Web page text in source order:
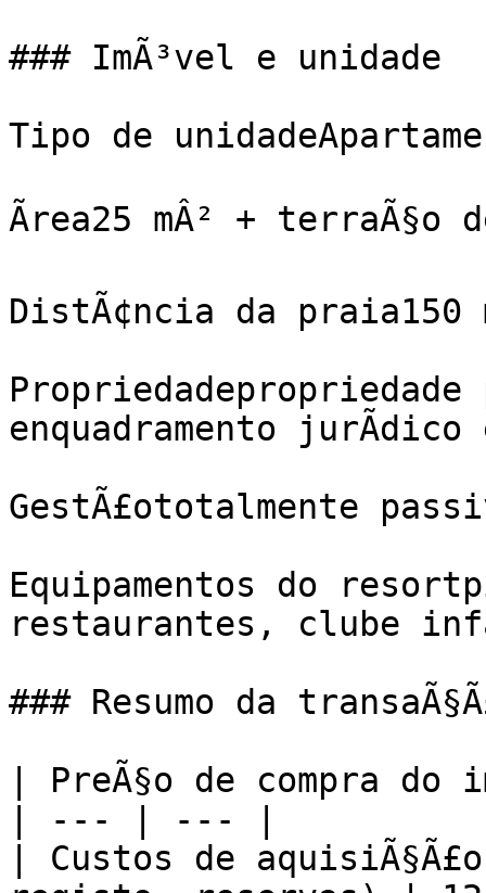
### ImÃ³vel e unidade
Tipo de
Ãrea25 mÂ² + terraÃ§o
DistÃ¢ncia da praia150
enquadramento jurÃ­dico
GestÃ£ototalmente
Equipamentos do
restaurantes, clube
### Resumo da
| PreÃ§o de compra
| --- | --- |
| Custos de